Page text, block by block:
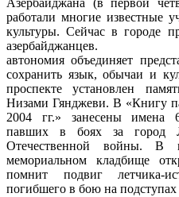
Азербайджана (в первой
работали многие известные
культуры. Сейчас в городе
азербайджанцев.
автономия объединяет
сохранить язык, обычаи и
проспекте установлен
Низами Гянджеви. В «Книгу
2004 гг.» занесены имена
павших в боях за город
Отечественной войны. В
мемориальном кладбище
помнит подвиг летчика-
погибшего в бою на